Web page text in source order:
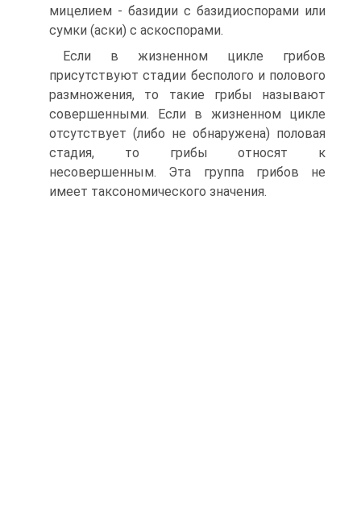
мицелием - базидии с базидиоспорами или
сумки (аски) с аскоспорами.
Если в жизненном цикле грибов
присутствуют стадии бесполого и по­лового
размножения, то такие грибы называют
совершенными. Если в жиз­ненном цикле
отсутствует (либо не обнаружена) половая
стадия, то грибы относят к
несовершенным. Эта группа грибов не
имеет таксономического значения.